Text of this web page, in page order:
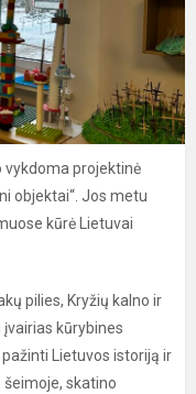
vykdoma projektinė
objektai“. Jos metu
kūrė Lietuvai
pilies, Kryžių kalno ir
kūrybines
Lietuvos istoriją ir
skatino